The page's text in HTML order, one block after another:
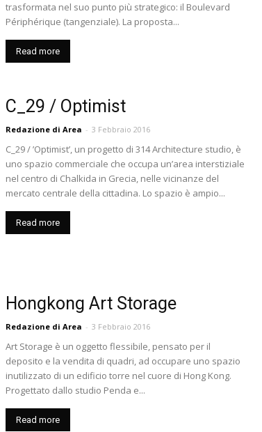
trasformata nel suo punto più strategico: il Boulevard
Périphérique (tangenziale). La proposta...
Read more
C_29 / Optimist
Redazione di Area - 3 Febbraio 2016
C_29 / ’Optimist’, un progetto di 314 Architecture studio, è
uno spazio commerciale che occupa un’area interstiziale
nel centro di Chalkida in Grecia, nelle vicinanze del
mercato centrale della cittadina. Lo spazio è ampio...
Read more
Hongkong Art Storage
Redazione di Area - 3 Febbraio 2016
Art Storage è un oggetto flessibile, pensato per il
deposito e la vendita di quadri, ad occupare uno spazio
inutilizzato di un edificio torre nel cuore di Hong Kong.
Progettato dallo studio Penda e...
Read more